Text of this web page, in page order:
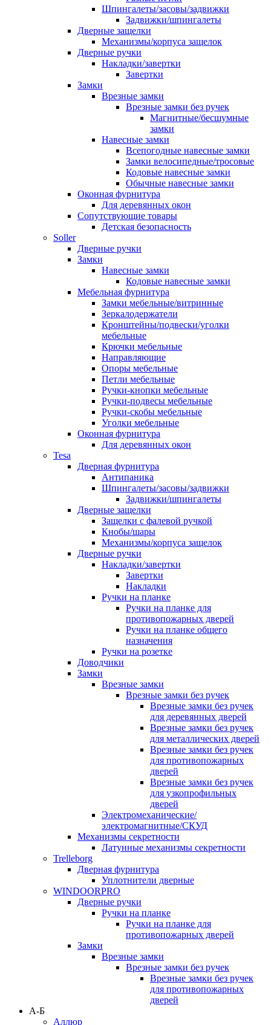
Шпингалеты/засовы/задвижки
Задвижки/шпингалеты
Дверные защелки
Механизмы/корпуса защелок
Дверные ручки
Накладки/завертки
Завертки
Замки
Врезные замки
Врезные замки без ручек
Магнитные/бесшумные
замки
Навесные замки
Всепогодные навесные замки
Замки велосипедные/тросовые
Кодовые навесные замки
Обычные навесные замки
Оконная фурнитура
Для деревянных окон
Сопутствующие товары
Детская безопасность
Soller
Дверные ручки
Замки
Навесные замки
Кодовые навесные замки
Мебельная фурнитура
Замки мебельные/витринные
Зеркалодержатели
Кронштейны/подвески/уголки
мебельные
Крючки мебельные
Направляющие
Опоры мебельные
Петли мебельные
Ручки-кнопки мебельные
Ручки-подвесы мебельные
Ручки-скобы мебельные
Уголки мебельные
Оконная фурнитура
Для деревянных окон
Tesa
Дверная фурнитура
Антипаника
Шпингалеты/засовы/задвижки
Задвижки/шпингалеты
Дверные защелки
Защелки с фалевой ручкой
Кнобы/шары
Механизмы/корпуса защелок
Дверные ручки
Накладки/завертки
Завертки
Накладки
Ручки на планке
Ручки на планке для
противопожарных дверей
Ручки на планке общего
назначения
Ручки на розетке
Доводчики
Замки
Врезные замки
Врезные замки без ручек
Врезные замки без ручек
для деревянных дверей
Врезные замки без ручек
для металлических дверей
Врезные замки без ручек
для противопожарных
дверей
Врезные замки без ручек
для узкопрофильных
дверей
Электромеханические/
электромагнитные/СКУД
Механизмы секретности
Латунные механизмы секретности
Trelleborg
Дверная фурнитура
Уплотнители дверные
WINDOORPRO
Дверные ручки
Ручки на планке
Ручки на планке для
противопожарных дверей
Замки
Врезные замки
Врезные замки без ручек
Врезные замки без ручек
для противопожарных
дверей
А-Б
Аллюр